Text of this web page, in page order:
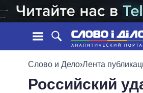
НОВОСТИ
ЛЕНТА
ОБЕЩАНИЯ
Слово и Дело›Лента
Российский